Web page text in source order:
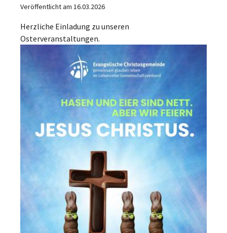
Veröffentlicht am 16.03.2026
Herzliche Einladung zu unseren
Osterveranstaltungen.